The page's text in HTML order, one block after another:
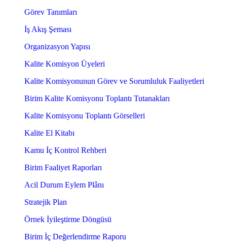
Görev Tanımları
İş Akış Şeması
Organizasyon Yapısı
Kalite Komisyon Üyeleri
Kalite Komisyonunun Görev ve Sorumluluk Faaliyetleri
Birim Kalite Komisyonu Toplantı Tutanakları
Kalite Komisyonu Toplantı Görselleri
Kalite El Kitabı
Kamu İç Kontrol Rehberi
Birim Faaliyet Raporları
Acil Durum Eylem Plânı
Stratejik Plan
Örnek İyileştirme Döngüsü
Birim İç Değerlendirme Raporu